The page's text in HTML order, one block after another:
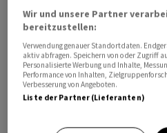
Atlantischen Kabeljaus, der
Schutz sucht.
Fänge in Schutzgebieten?
Bislang stand der Teil der
Schutz: Galt das Gebiet im
Wir und unsere Partner
bereitzustellen:
Verwendung genauer Standortdaten.
aktiv abfragen. Speichern von oder Zugriff
Personalisierte Werbung und Inhalte,
Performance von Inhalten,
Verbesserung von Angeboten.
Liste der Partner (Lieferanten)